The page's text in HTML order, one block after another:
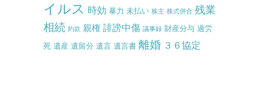
イルス 時効 暴力 未払い 株主 株式併合 残業
相続 約款 親権 誹謗中傷 議事録 財産分与 過労
死 遺産 遺留分 遺言 遺言書 離婚 ３６協定